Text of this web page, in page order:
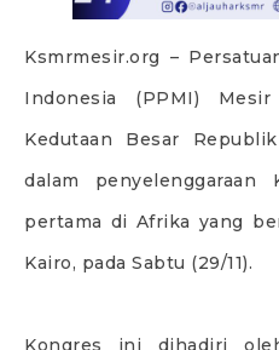
Ksmrmesir.org –
Indonesia (PPMI)
Kedutaan Besar
dalam penyelenggaraan
pertama di Afrika yang
Kairo, pada Sabtu (29/11).
Kongres ini dihadiri